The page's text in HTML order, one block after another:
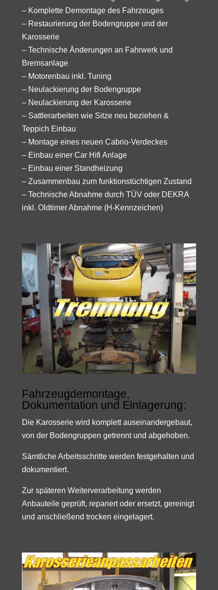
– Komplette Demontage des Fahrzeuges
– Restaurierung der Bodengruppe und der
Karosserie
– Technische Änderungen an Fahrwerk und
Bremsanlage
– Motorenbau inkl. Tuning
– Neulackierung der Bodengruppe
– Neulackierung der Karosserie
– Sattlerarbeiten wie Sitze neu beziehen &
Teppich Einbau
– Montage eines neuen Cabrio-Verdeckes
– Einbau einer Car Hifi Anlage
– Einbau einer Standheizung
– Zusammenbau zum funktionstüchtigen Zustand
– Technische Abnahme durch TÜV oder DEKRA
inkl. Oldtimer Abnahme (H-Kennzeichen)
Fahrzeugdemontage,
Dokumentation und Einlagerung:
Die Karosserie wird komplett auseinandergebaut,
von der Bodengruppen getrennt und abgehoben.
Sämtliche Arbeitsschritte werden festgehalten und
dokumentiert.
Zur späteren Weiterverarbeitung werden
Anbauteile geprüft, repariert oder ersetzt, gereinigt
und anschließend trocken eingelagert.